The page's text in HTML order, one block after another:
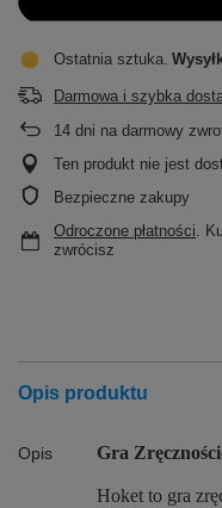
Ostatnia sztuka
Darmowa i szybka
14 dni na darmowy
Ten produkt nie jest
Bezpieczne zakupy
Odroczone płatności.
zwrócisz
Opis produktu
Opis Gra
Hoket to gra